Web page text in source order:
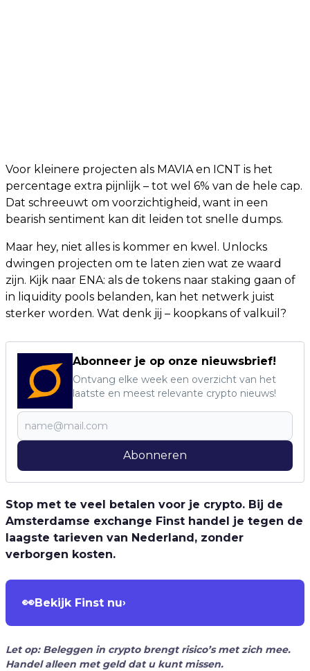
Voor kleinere projecten als MAVIA en ICNT is het
percentage extra pijnlijk – tot wel 6% van de hele cap.
Dat schreeuwt om voorzichtigheid, want in een
bearish sentiment kan dit leiden tot snelle dumps.
Maar hey, niet alles is kommer en kwel. Unlocks
dwingen projecten om te laten zien wat ze waard
zijn. Kijk naar ENA: als de tokens naar staking gaan of
in liquidity pools belanden, kan het netwerk juist
sterker worden. Wat denk jij – koopkans of valkuil?
Abonneer je op onze nieuwsbrief!
Ontvang elke week een overzicht van het
laatste en meest relevante crypto nieuws!
Abonneren
Stop met te veel betalen voor je crypto. Bij de
Amsterdamse exchange Finst handel je tegen de
laagste tarieven van Nederland, zonder
verborgen kosten.
👀Bekijk Finst nu›
Let op: Beleggen in crypto brengt risico’s met zich mee.
Handel alleen met geld dat u kunt missen.